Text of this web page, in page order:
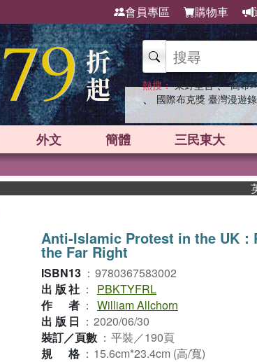
會員專區 購物車
熱搜： 東野圭吾 、 高希
、 國際布克獎 臺灣漫遊錄
外文 簡體 三民東大
英
Anti-Islamic Protest in the UK
the Far Right
ISBN13 ： 9780367583002
出版社 ：
PBKTYFRL
作者 ： William Allchorn
出版日 ： 2020/06/30
裝訂／頁數 ： 平裝／190頁
規格 ： 15.6cm*23.4cm (高/寬)